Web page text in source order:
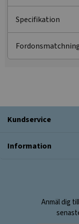
Specifikation
Kundservice
Information
Anmäl dig